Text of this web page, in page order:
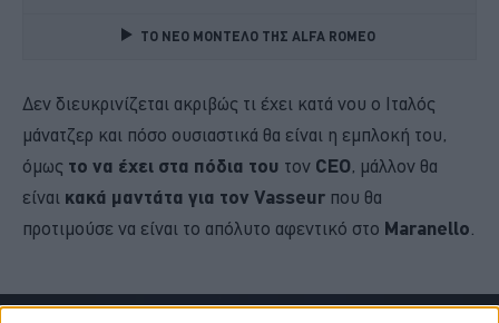
TO NEO MONTΕΛΟ ΤΗΣ ALFA ROMEO
Δεν διευκρινίζεται ακριβώς τι έχει κατά νου ο Ιταλός
μάνατζερ και πόσο ουσιαστικά θα είναι η εμπλοκή του,
όμως το να έχει στα πόδια του τον CEO, μάλλον θα
είναι κακά μαντάτα για τον Vasseur που θα
προτιμούσε να είναι το απόλυτο αφεντικό στο Maranello.